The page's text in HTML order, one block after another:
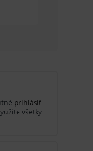
prihlásiť
všetky